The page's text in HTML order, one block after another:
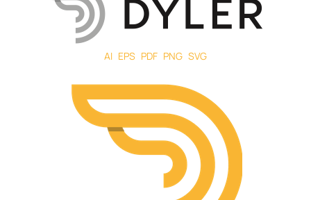
AI EPS PDF PNG SVG